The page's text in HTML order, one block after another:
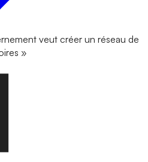
veut créer un réseau de
»